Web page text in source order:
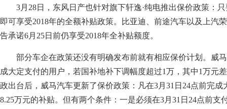
3月28日，东风日产也针对旗下轩逸·纯电推出保价政策：
即可享受2018年的全额补贴政策。比亚迪、前途汽车以及上汽
告承诺6月25日前仍享受2018年全补贴额度。
部分车企在政策还没有明确发布前就有相应保价计划。威
成大定支付的用户，若国补地补下调幅度超过1万，其中1万元
政出台后，威马汽车更新了保价政策：凡在3月31日24点前完
8.25万元的补贴。但有两个条件：一是必须在3月31日24点前支